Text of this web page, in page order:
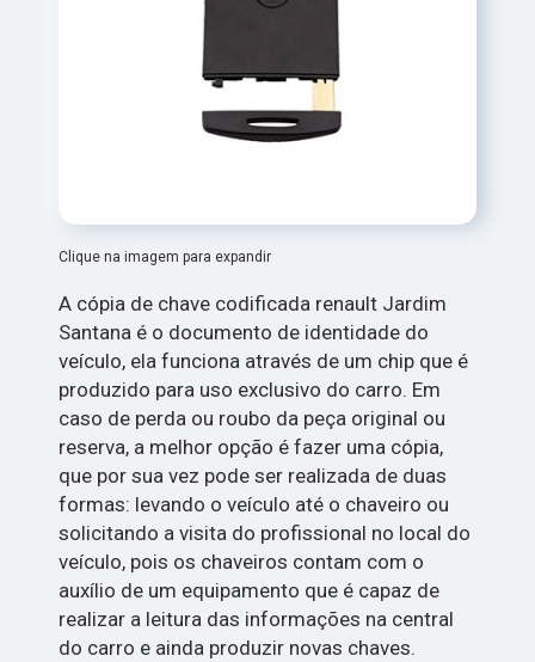
Clique na imagem para expandir
A cópia de chave codificada renault Jardim
Santana é o documento de identidade do
veículo, ela funciona através de um chip que é
produzido para uso exclusivo do carro. Em
caso de perda ou roubo da peça original ou
reserva, a melhor opção é fazer uma cópia,
que por sua vez pode ser realizada de duas
formas: levando o veículo até o chaveiro ou
solicitando a visita do profissional no local do
veículo, pois os chaveiros contam com o
auxílio de um equipamento que é capaz de
realizar a leitura das informações na central
do carro e ainda produzir novas chaves.